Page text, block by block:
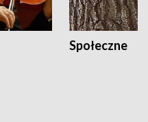
Społeczne